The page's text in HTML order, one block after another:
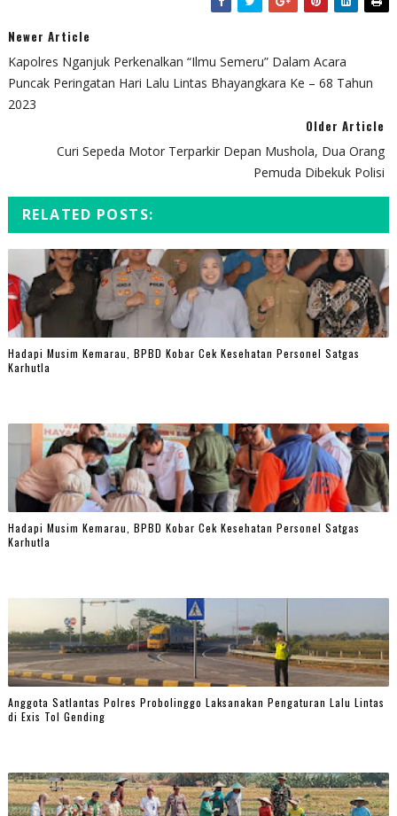
Newer Article
Kapolres Nganjuk Perkenalkan “Ilmu Semeru” Dalam Acara
Puncak Peringatan Hari Lalu Lintas Bhayangkara Ke – 68 Tahun
2023
Older Article
Curi Sepeda Motor Terparkir Depan Mushola, Dua Orang
Pemuda Dibekuk Polisi
RELATED POSTS:
Hadapi Musim Kemarau, BPBD Kobar Cek Kesehatan Personel Satgas
Karhutla
Hadapi Musim Kemarau, BPBD Kobar Cek Kesehatan Personel Satgas
Karhutla
Anggota Satlantas Polres Probolinggo Laksanakan Pengaturan Lalu Lintas
di Exis Tol Gending